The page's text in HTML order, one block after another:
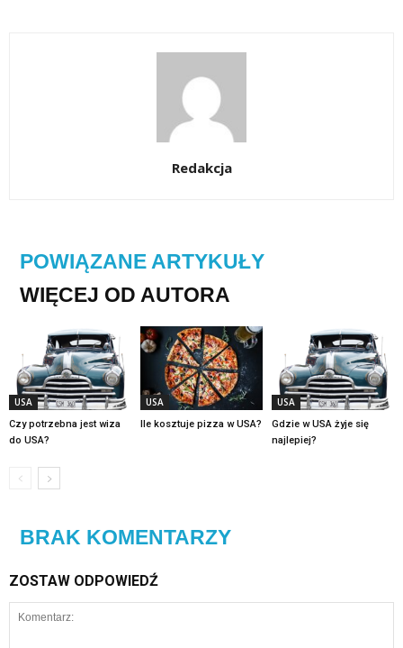
Redakcja
POWIĄZANE ARTYKUŁY
WIĘCEJ OD AUTORA
USA
Czy potrzebna jest wiza
do USA?
USA
Ile kosztuje pizza w USA?
USA
Gdzie w USA żyje się
najlepiej?
BRAK KOMENTARZY
ZOSTAW ODPOWIEDŹ